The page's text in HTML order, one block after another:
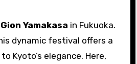
Yamakasa in Fukuoka.
dynamic festival offers a
Kyoto’s elegance. Here,